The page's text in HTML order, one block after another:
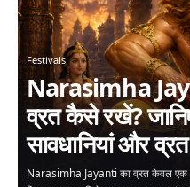
Festivals
Narasimha
व्रत कैसे रखें?
सावधानियां और
Narasimha Jayanti का व्रत केवल एक